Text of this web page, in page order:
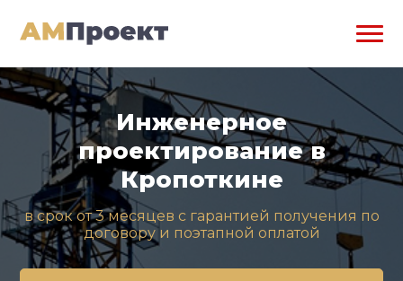
Инженерное
проектирование в
Кропоткине
в срок от 3 месяцев с гарантией получения по
договору и поэтапной оплатой